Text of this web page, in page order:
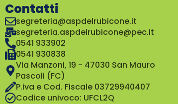
Contatti
segreteria@aspdelrubicone.it
segreteria.aspdelrubicone@pec.it
0541 933902
0541 930838
Via Manzoni, 19 - 47030 San Mauro
Pascoli (FC)
P.iva e Cod. Fiscale 03729940407
Codice univoco: UFCL2Q